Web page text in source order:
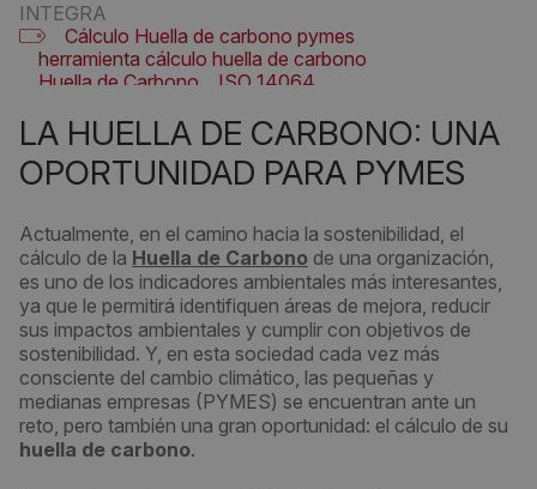
INTEGRA
Cálculo Huella de carbono pymes
herramienta cálculo huella de carbono
Huella de Carbono
ISO 14064
LA HUELLA DE CARBONO: UNA
OPORTUNIDAD PARA PYMES
Actualmente, en el camino hacia la sostenibilidad, el
cálculo de la Huella de Carbono de una organización,
es uno de los indicadores ambientales más interesantes,
ya que le permitirá identifiquen áreas de mejora, reducir
sus impactos ambientales y cumplir con objetivos de
sostenibilidad. Y, en esta sociedad cada vez más
consciente del cambio climático, las pequeñas y
medianas empresas (PYMES) se encuentran ante un
reto, pero también una gran oportunidad: el cálculo de su
huella de carbono.